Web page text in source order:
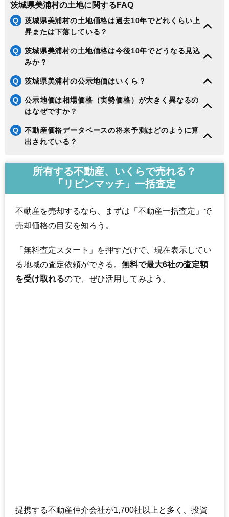
茨城県美浦村の土地に関するFAQ
Q
茨城県美浦村の土地価格は過去10年でどれくらい上
昇または下落している？
Q
茨城県美浦村の土地価格は今後10年でどうなる見込
みか？
Q 茨城県美浦村の公示地価はいくら？
Q
公示地価は相場価格（実勢価格）が大きく異なるの
はなぜですか？
Q
不動産価格データベースの将来予測はどのように算
出されている？
所有する不動産、いくらで売れる？
「リビンマッチ」一括査定
不動産を売却するなら、まずは「不動産一括査定」で
売却価格の目安を知ろう。
「無料査定スタート」を押すだけで、現在表示してい
る地域の査定依頼ができる。 無料で最大6社の査定額
を受け取れるので、ぜひ活用してみよう。
提携する不動産仲介会社が1,700社以上と多く、投資